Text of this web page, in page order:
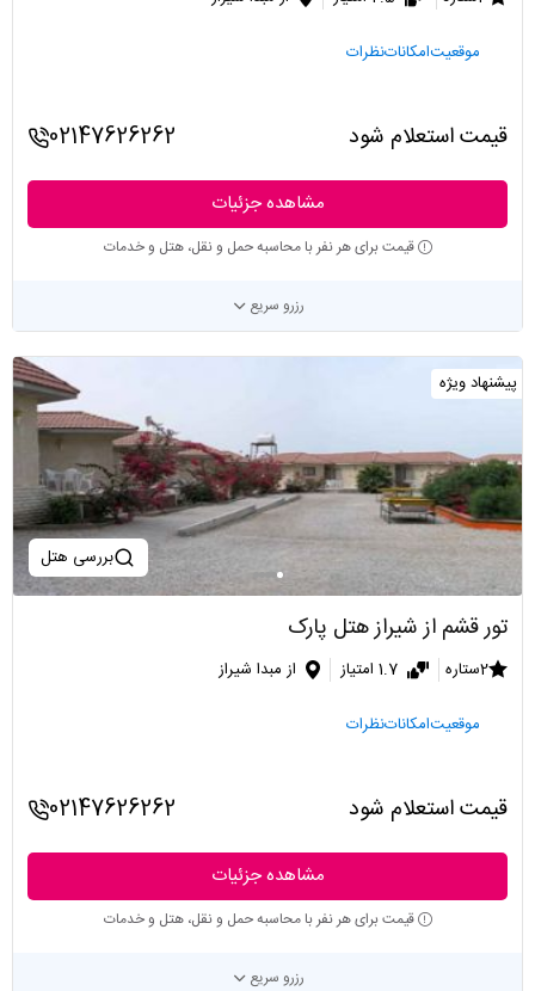
موقعیتامکاناتنظرات
قیمت استعلام شود 02147626262
مشاهده جزئیات
قیمت برای هر نفر با محاسبه حمل و نقل، هتل و خدمات
رزرو سریع
بررسی هتل
پیشنهاد ویژه
تور قشم از شیراز هتل پارک
2ستاره 1.7 امتیاز از مبدا شیراز
موقعیتامکاناتنظرات
قیمت استعلام شود 02147626262
مشاهده جزئیات
قیمت برای هر نفر با محاسبه حمل و نقل، هتل و خدمات
رزرو سریع